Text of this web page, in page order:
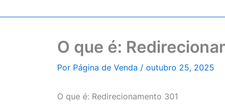
O que é:
Por Página de Venda / outubro 25, 2025
O que é: Redirecionamento 301